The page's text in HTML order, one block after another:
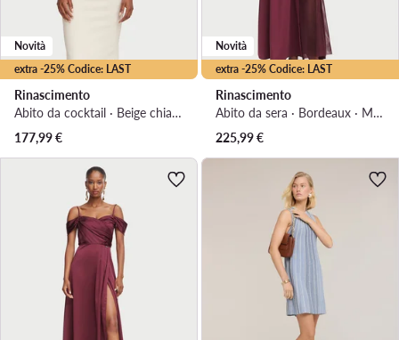
extra -25% Codice: LAST
Novità
Rinascimento
Abito da cocktail · Beige chiaro · Midi
177,99€
extra -25% Codice: LAST
Novità
Rinascimento
Abito da sera · Bordeaux · Maxi
225,99€